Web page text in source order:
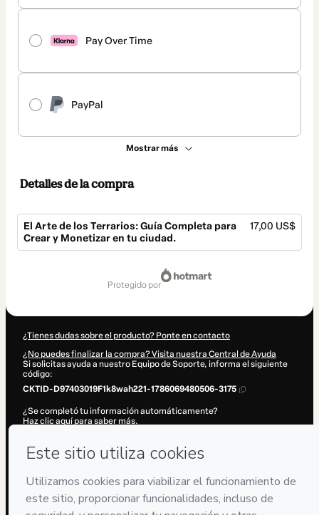
Pay Over Time
PayPal
Mostrar más
Detalles de la compra
El Arte de los Terrarios: Guía Completa para
Crear y Monetizar en tu ciudad.
17,00 US$
protegido por
¿Tienes dudas sobre el producto? Ponte en contacto
¿No puedes finalizar la compra? Visita nuestra Central de Ayuda
Si solicitas ayuda a nuestro Equipo de Soporte, informa el siguiente
código:
CKTID-D97403019F1k8wah221-1786069480506-3175
¿Se completó tu información automáticamente?
Haz clic aquí para saber más.
está procesando este pedido en nombre deTerra Maia
responsabilidad por el contenido y/o control sobre él; (ii) acepto los
de Hotmarty (iii) soy mayor de edad o autorizado y acompañado por